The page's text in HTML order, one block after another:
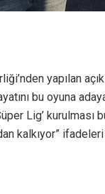
yapılan
bu oyuna
Lig’ kurulması
kalkıyor” ifadeleri